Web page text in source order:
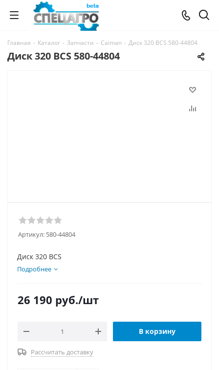
Главная - Каталог - Запчасти - Caiman - Диск 320 BCS 580-44804
Диск 320 BCS 580-44804
Артикул: 580-44804
Диск 320 BCS
Подробнее
26 190 руб./шт
В корзину
Рассчитать доставку